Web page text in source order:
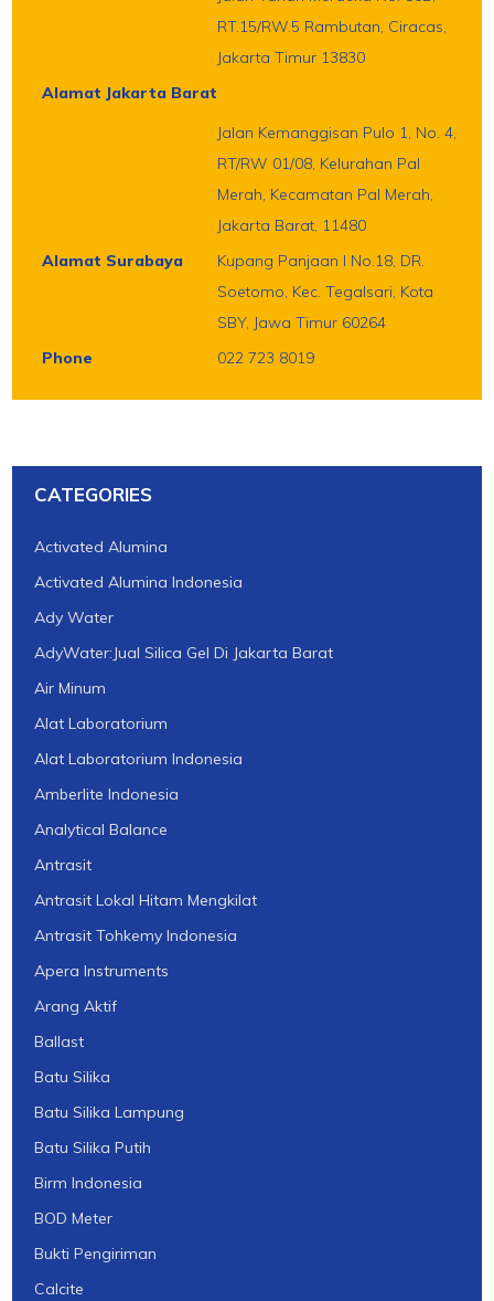
RT.15/RW.5 Rambutan, Ciracas,
Jakarta Timur 13830
Alamat Jakarta Barat
Jalan Kemanggisan Pulo 1, No. 4,
RT/RW 01/08, Kelurahan Pal
Merah, Kecamatan Pal Merah,
Jakarta Barat, 11480
Alamat Surabaya
Kupang Panjaan I No.18, DR.
Soetomo, Kec. Tegalsari, Kota
SBY, Jawa Timur 60264
Phone
022 723 8019
CATEGORIES
Activated Alumina
Activated Alumina Indonesia
Ady Water
AdyWater:Jual Silica Gel Di Jakarta Barat
Air Minum
Alat Laboratorium
Alat Laboratorium Indonesia
Amberlite Indonesia
Analytical Balance
Antrasit
Antrasit Lokal Hitam Mengkilat
Antrasit Tohkemy Indonesia
Apera Instruments
Arang Aktif
Ballast
Batu Silika
Batu Silika Lampung
Batu Silika Putih
Birm Indonesia
BOD Meter
Bukti Pengiriman
Calcite